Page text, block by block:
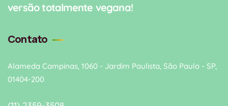
versão totalmente vegana!
Contato
Alameda Campinas, 1060 - Jardim Paulista, São Paulo - SP,
01404-200